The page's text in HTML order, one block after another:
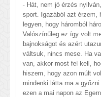
- Hát, nem jó érzés
sport. Igazából azt érzem,
legyen, hogy háromból
Valószínűleg ez így volt
bajnokságot és azért
váltsuk, nincs mese. Ha
van, akkor most fel kell,
hiszem, hogy azon múlt
mindenki látta ma a
ezen a mai napon az